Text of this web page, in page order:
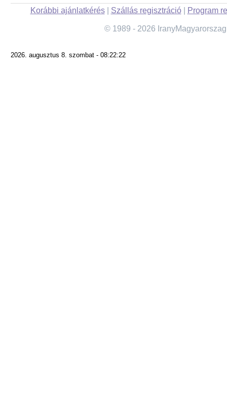
Korábbi ajánlatkérés| Szállás regisztráció| Program
© 1989 - 2026
2026. augusztus 8. szombat - 08:22:22